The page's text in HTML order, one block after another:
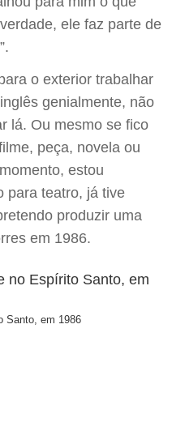
ele faz parte de
o exterior trabalhar
genialmente, não
lá. Ou mesmo se fico
peça, novela ou
estou
para teatro, já tive
produzir uma
em 1986.
Santo, em 1986